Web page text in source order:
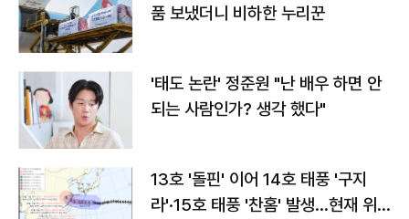
품 보냈더니 비하한 누리꾼
'태도 논란' 정준원 "난 배우 하면 안
되는 사람인가? 생각 했다"
13호 '돌핀' 이어 14호 태풍 '구지
라'·15호 태풍 '찬홈' 발생…현재 위